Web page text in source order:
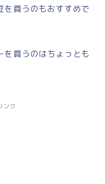
を買うのもおすすめで
を買うのはちょっとも
ンク